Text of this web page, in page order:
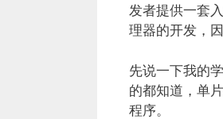
发者提供一套
理器的开发，
先说一下我的
的都知道，单
程序。